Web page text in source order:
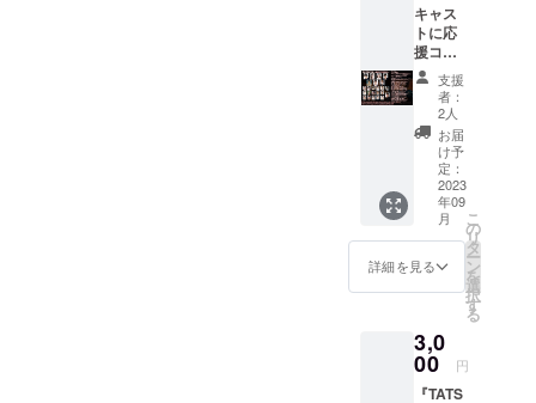
キャス
トに応
援コメ
ントを
お届
け！
【リ
ターン
内容】
①お礼
メール
をお送
りいた
しま
す。 ②
応援コ
を劇場
やホー
ムペー
ジに掲
支援
者：
2人
お届
け予
定：
2023
年09
月
詳細を見る
こ
の
リ
タ
ー
ン
を
選
択
す
る
3,0
00 円
『TATS